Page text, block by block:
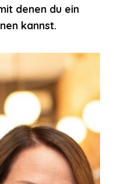
denen du ein
kannst.